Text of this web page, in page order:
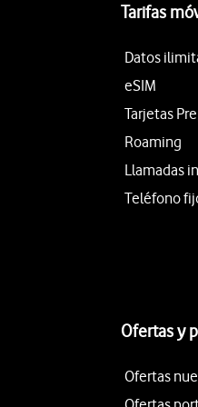
Tarifas
Datos
eSIM
Tarjetas
Roaming
Llamadas
Teléfono
Ofertas y
Ofertas